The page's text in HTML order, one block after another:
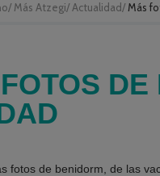
/ Más Atzegi/ Actualidad/ Más
fotos de benidorm, de las